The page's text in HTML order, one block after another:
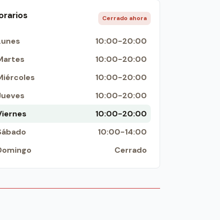
Cerrado ahora
10:00-20:00
10:00-20:00
10:00-20:00
10:00-20:00
10:00-20:00
10:00-14:00
Cerrado